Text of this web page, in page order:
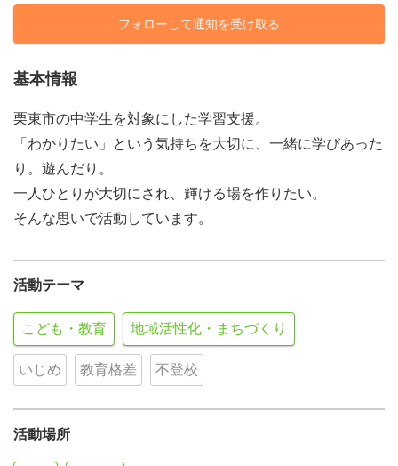
フォローして通知を受け取る
基本情報
栗東市の中学生を対象にした学習支援。
「わかりたい」という気持ちを大切に、一緒に学びあった
り。遊んだり。
一人ひとりが大切にされ、輝ける場を作りたい。
そんな思いで活動しています。
活動テーマ
こども・教育 地域活性化・まちづくり
いじめ 教育格差 不登校
活動場所